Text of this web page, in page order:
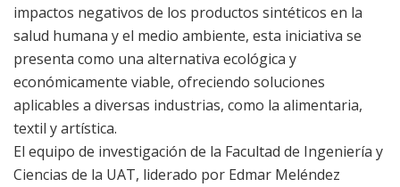
impactos negativos de los productos sintéticos en la
salud humana y el medio ambiente, esta iniciativa se
presenta como una alternativa ecológica y
económicamente viable, ofreciendo soluciones
aplicables a diversas industrias, como la alimentaria,
textil y artística.
El equipo de investigación de la Facultad de Ingeniería y
Ciencias de la UAT, liderado por Edmar Meléndez